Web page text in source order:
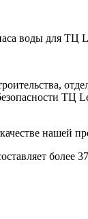
воды для ТЦ
ТЦ
нашей
более